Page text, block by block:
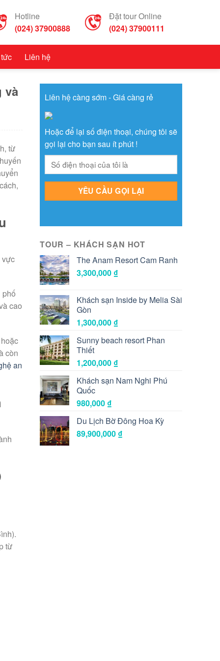
Hotline
(024) 37900888
Đặt tour Online
(024) 37900111
Liên hệ
và
từ
vực
phố
cao
còn
an
từ
Liên hệ càng sớm - Giá càng rẻ
Hoặc để lại số điện thoại, chúng tôi sẽ
gọi lại cho bạn sau ít phút !
TOUR – KHÁCH SẠN HOT
The Anam Resort Cam Ranh
3,300,000 ₫
Khách sạn Inside by Melia Sài
Gòn
1,300,000 ₫
Sunny beach resort Phan
Thiết
1,200,000 ₫
Khách sạn Nam Nghi Phú
Quốc
980,000 ₫
Du Lịch Bờ Đông Hoa Kỳ
89,900,000 ₫